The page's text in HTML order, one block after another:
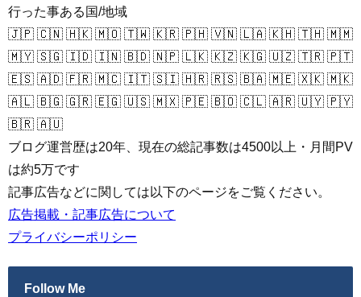
行った事ある国/地域
🇯🇵 🇨🇳 🇭🇰 🇲🇴 🇹🇼 🇰🇷 🇵🇭 🇻🇳 🇱🇦 🇰🇭 🇹🇭 🇲🇲
🇲🇾 🇸🇬 🇮🇩 🇮🇳 🇧🇩 🇳🇵 🇱🇰 🇰🇿 🇰🇬 🇺🇿 🇹🇷 🇵🇹
🇪🇸 🇦🇩 🇫🇷 🇲🇨 🇮🇹 🇸🇮 🇭🇷 🇷🇸 🇧🇦 🇲🇪 🇽🇰 🇲🇰
🇦🇱 🇧🇬 🇬🇷 🇪🇬 🇺🇸 🇲🇽 🇵🇪 🇧🇴 🇨🇱 🇦🇷 🇺🇾 🇵🇾
🇧🇷 🇦🇺
ブログ運営歴は20年、現在の総記事数は4500以上・月間PV
は約5万です
記事広告などに関しては以下のページをご覧ください。
広告掲載・記事広告について
プライバシーポリシー
Follow Me